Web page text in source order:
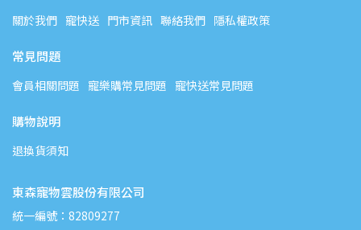
關於我們 寵快送 門市資訊 聯絡我們 隱私權政策
常見問題
會員相關問題 寵樂購常見問題 寵快送常見問題
購物說明
退換貨須知
東森寵物雲股份有限公司
統一編號：82809277